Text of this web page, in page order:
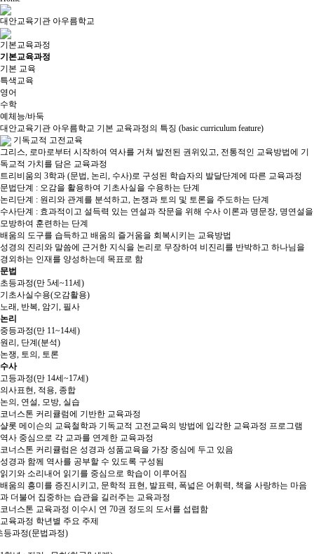
대안교육기관 아우름학교​
기본교육과정​
기본교육과정​
기본 교육
특색교육
영어
수학
예체능/바둑
대안교육기관 아우름학교 기본 교육과정의 특징​ (basic curriculum feature)
기독교적 고전교육
그리스, 로마로부터 시작하여 역사를 거쳐 발전된 권위있고, 전통적인 교육방법에 기
독교적 가치를 담은 교육과정
트리비움의 3학과 (문법, 논리, 수사)로 구성된 학습자의 발달단계에 따른 교육과정
문법단계 : 오감을 활용하여 기초사실을 수용하는 단계
논리단계 : 원리와 관계를 분석하고, 논쟁과 토의 및 토론을 주도하는 단계
수사단계 : 효과적이고 설득력 있는 연설과 작문을 위해 수사 이론과 명문장, 명연설을
모방하여 훈련하는 단계
배움의 도구를 습득하고 배움의 즐거움을 회복시키는 교육방법
성경의 진리와 말씀에 근거한 지식을 논리로 무장하여 비진리를 반박하고 하나님을
경외하는 인재를 양성하는데 목표로 함
문법
초등과정(만 5세~11세)
기초사실수용(오감활용)
노래, 반복, 암기, 필사
논리
중등과정(만 11~14세)
원리, 단계(분석)
논쟁, 토의, 토론
수사
고등과정(만 14세~17세)
의사표현, 적용, 종합
논의, 연설, 모방, 실습
코너스톤 커리큘럼에 기반한 교육과정​
샬롯 메이슨의 교육철학과 기독교적 고전교육의 방법에 입각한 교육과정 프로그램
역사 중심으로 각 교과를 연계한 교육과정​
코너스톤 커리큘럼은 성경과 성품교육을 가장 중심에 두고 있음
성경과 함께 역사를 공부할 수 있도록 구성됨
읽기와 소리내어 읽기를 중심으로 학습이 이루어짐
배움의 흥미를 증진시키고, 문학적 표현, 발표력, 폭넓은 어휘력, 책을 사랑하는 마음
과 더불어 집중하는 습관을 길러주는 교육과정
코너스톤 교육과정 이수시 연 70권 정도의 도서를 섭렵함
교육과정 학년별 주요 주제
등과정(문법과정)